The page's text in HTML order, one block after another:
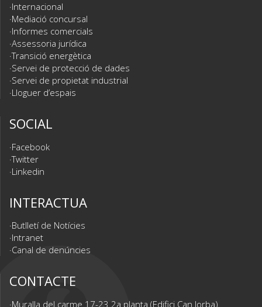
Internacional
Mediació concursal
Informes comercials
Assessoria jurídica
Transició energètica
Servei de protecció de dades
Servei de propietat industrial
Lloguer d’espais
SOCIAL
Facebook
Twitter
Linkedin
INTERACTUA
Butlletí de Notícies
Intranet
Canal de denúncies
CONTACTE
Muralla del carme 17-23 2a planta (Edifici Can Jorba)